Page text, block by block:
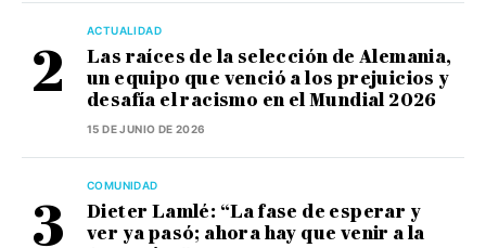
ACTUALIDAD
Las raíces de la selección de Alemania,
un equipo que venció a los prejuicios y
desafía el racismo en el Mundial 2026
15 DE JUNIO DE 2026
COMUNIDAD
Dieter Lamlé: “La fase de esperar y
ver ya pasó; ahora hay que venir a la